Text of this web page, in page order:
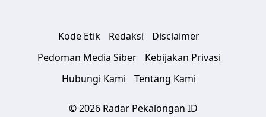
Kode Etik Redaksi
Disclaimer
Pedoman Media Siber
Kebijakan Privasi
Hubungi Kami
Tentang Kami
© 2026 Radar Pekalongan ID